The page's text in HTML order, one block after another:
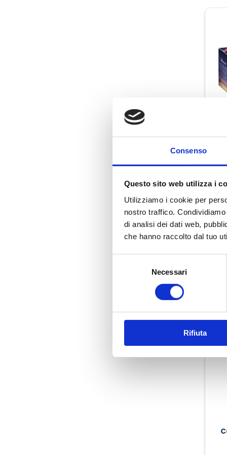
Consenso
Questo sito web utilizza i
Utilizziamo i cookie per
nostro traffico.
di analisi dei dati web,
che hanno raccolto dal tuo
Necessari
Rifiuta